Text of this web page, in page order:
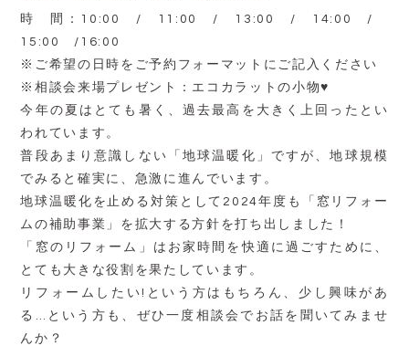
時 間：10:00 / 11:00 / 13:00 / 14:00 /
15:00 /16:00
※ご希望の日時をご予約フォーマットにご記入ください
※相談会来場プレゼント：エコカラットの小物♥
今年の夏はとても暑く、過去最高を大きく上回ったとい
われています。
普段あまり意識しない「地球温暖化」ですが、地球規模
でみると確実に、急激に進んでいます。
地球温暖化を止める対策として2024年度も「窓リフォー
ムの補助事業」を拡大する方針を打ち出しました！
「窓のリフォーム」はお家時間を快適に過ごすために、
とても大きな役割を果たしています。
リフォームしたい!という方はもちろん、少し興味があ
る…という方も、ぜひ一度相談会でお話を聞いてみませ
んか？